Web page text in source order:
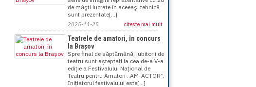
de măşti lucrate în aceeaşi tehnică
sunt prezentate[...]
2025-11-25 citeste mai mult
Teatrele de amatori, în concurs
la Brașov
Spre final de săptămână, iubitorii de
teatru sunt așteptați la cea de-a V-a
ediție a Festivalului Național de
Teatru pentru Amatori „AM-ACTOR”.
Inițiatorul festivalului este[...]